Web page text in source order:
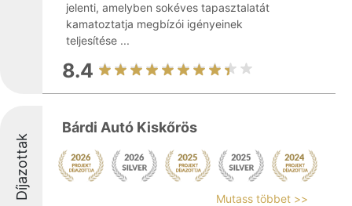
jelenti, amelyben sokéves tapasztalatát
kamatoztatja megbízói igényeinek
teljesítése ...
8.4
Díjazottak
Bárdi Autó Kiskőrös
Mutass többet >>